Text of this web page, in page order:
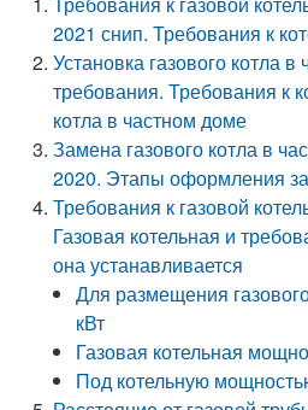
2021 снип. Требования к
Установка газового котла
требования. Требования к
котла в частном доме
Замена газового котла в
2020. Этапы оформления
Требования к газовой
Газовая котельная и
она устанавливается
Для размещения
кВт
Газовая котельная
Под котельную